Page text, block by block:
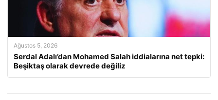
Ağustos 5, 2026
Serdal Adalı’dan Mohamed Salah iddialarına net tepki:
Beşiktaş olarak devrede değiliz